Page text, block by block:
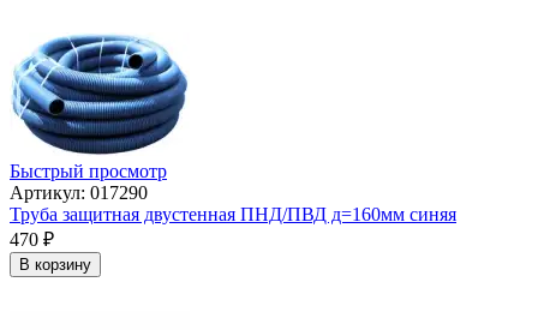
Быстрый просмотр
Артикул: 017290
Труба защитная двустенная ПНД/ПВД д=160мм синяя
470 ₽
В корзину